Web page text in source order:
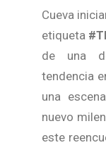
Cueva
etiqueta
de una
tendencia
una
nuevo
este